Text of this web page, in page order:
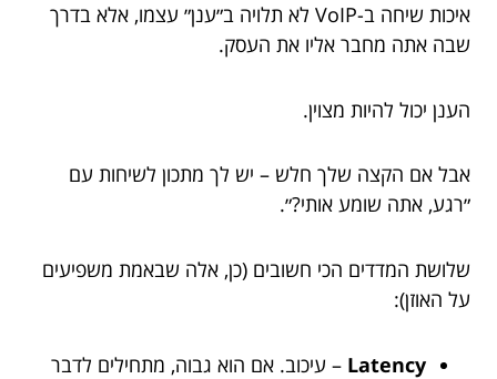
איכות שיחה ב-VoIP לא תלויה ב״ענן״ עצמו, אלא בדרך
שבה אתה מחבר אליו את העסק.
הענן יכול להיות מצוין.
אבל אם הקצה שלך חלש – יש לך מתכון לשיחות עם
״רגע, אתה שומע אותי?״.
שלושת המדדים הכי חשובים (כן, אלה שבאמת משפיעים
על האוזן):
Latency – עיכוב. אם הוא גבוה, מתחילים לדבר